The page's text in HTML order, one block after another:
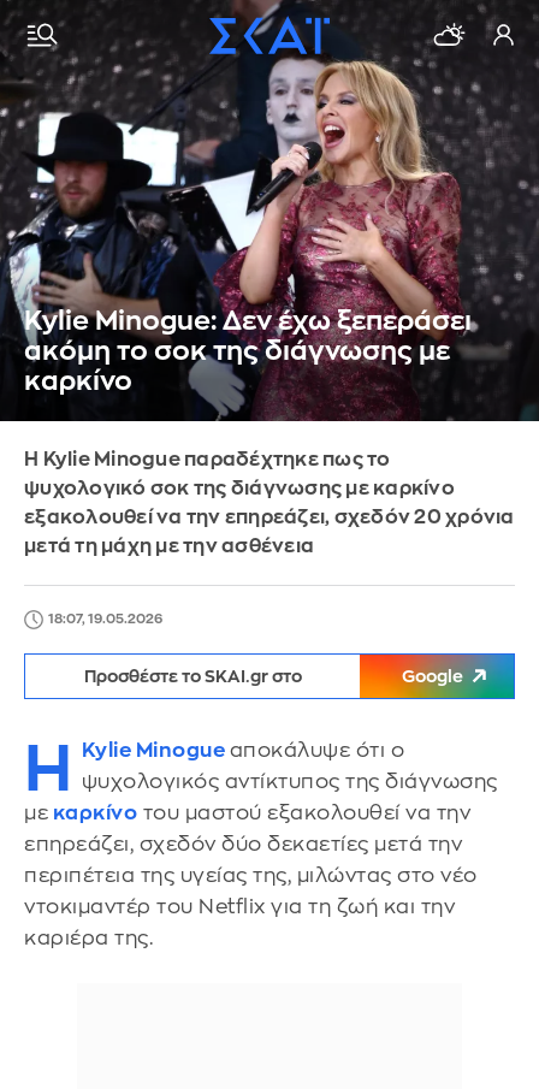
Kylie Minogue: Δεν έχω ξεπεράσει
ακόμη το σοκ της διάγνωσης με
καρκίνο
Η Kylie Minogue παραδέχτηκε πως το
ψυχολογικό σοκ της διάγνωσης με καρκίνο
εξακολουθεί να την επηρεάζει, σχεδόν 20 χρόνια
μετά τη μάχη με την ασθένεια
18:07, 19.05.2026
Προσθέστε το SKAI.gr στο Google
Η Kylie Minogue αποκάλυψε ότι ο
ψυχολογικός αντίκτυπος της διάγνωσης
με καρκίνο του μαστού εξακολουθεί να την
επηρεάζει, σχεδόν δύο δεκαετίες μετά την
περιπέτεια της υγείας της, μιλώντας στο νέο
ντοκιμαντέρ του Netflix για τη ζωή και την
καριέρα της.